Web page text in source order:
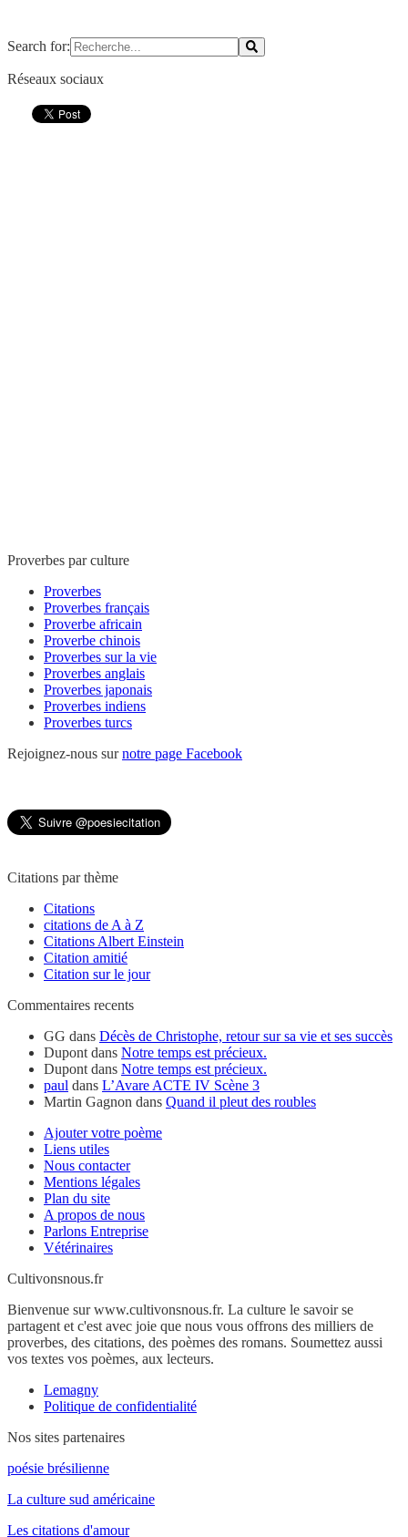
Search for:
Réseaux sociaux
Proverbes par culture
Proverbes
Proverbes français
Proverbe africain
Proverbe chinois
Proverbes sur la vie
Proverbes anglais
Proverbes japonais
Proverbes indiens
Proverbes turcs
Rejoignez-nous surnotre page Facebook
Citations par thème
Citations
citations de A à Z
Citations Albert Einstein
Citation amitié
Citation sur le jour
Commentaires recents
GG dans Décès de Christophe, retour sur sa vie et ses succès
Dupont dans Notre temps est précieux.
Dupont dans Notre temps est précieux.
paul dans L’Avare ACTE IV Scène 3
Martin Gagnon dans Quand il pleut des roubles
Ajouter votre poème
Liens utiles
Nous contacter
Mentions légales
Plan du site
A propos de nous
Parlons Entreprise
Vétérinaires
Cultivonsnous.fr
Bienvenue sur www.cultivonsnous.fr. La culture le savoir se
partagent et c'est avec joie que nous vous offrons des milliers de
proverbes, des citations, des poèmes des romans. Soumettez aussi
vos textes vos poèmes, aux lecteurs.
Lemagny
Politique de confidentialité
Nos sites partenaires
poésie brésilienne
La culture sud américaine
Les citations d'amour